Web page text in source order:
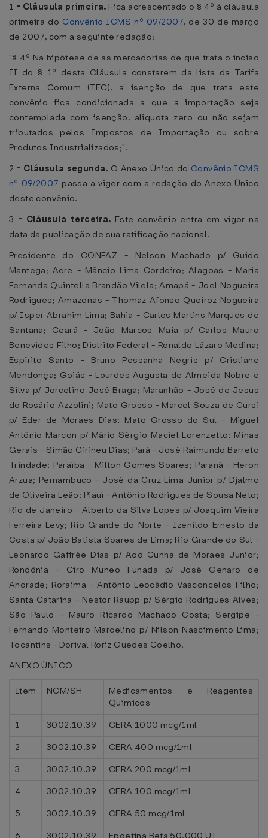
1 - Cláusula primeira. Fica acrescentado o § 4º à cláusula
primeira do Convênio ICMS nº 09/2007, de 30 de março
de 2007, com a seguinte redação:
"§ 4º Na hipótese de as mercadorias de que trata o inciso
II do § 1º desta Cláusula constarem da lista da Tarifa
Externa Comum (TEC), a isenção de que trata este
convênio fica condicionada a que a importação seja
contemplada com isenção, alíquota zero ou não sejam
tributados pelos Impostos de Importação ou sobre
Produtos Industrializados;".
2 - Cláusula segunda. O Anexo Único do Convênio ICMS
nº 09/2007 passa a viger com a redação do Anexo Único
deste convênio.
3 - Cláusula terceira. Este convênio entra em vigor na
data da publicação de sua ratificação nacional.
Presidente do CONFAZ - Nelson Machado p/ Guido
Mantega; Acre - Mâncio Lima Cordeiro; Alagoas - Maria
Fernanda Quintella Brandão Vilela; Amapá - Joel Nogueira
Rodrigues; Amazonas - Thomaz Afonso Queiroz Nogueira
p/ Isper Abrahim Lima; Bahia - Carlos Martins Marques de
Santana; Ceará - João Marcos Maia p/ Carlos Mauro
Benevides Filho; Distrito Federal - Ronaldo Lázaro Medina;
Espírito Santo - Bruno Pessanha Negris p/ Cristiane
Mendonça; Goiás - Lourdes Augusta de Almeida Nobre e
Silva p/ Jorcelino José Braga; Maranhão - José de Jesus
do Rosário Azzolini; Mato Grosso - Marcel Souza de Cursi
p/ Eder de Moraes Dias; Mato Grosso do Sul - Miguel
Antônio Marcon p/ Mário Sérgio Maciel Lorenzetto; Minas
Gerais - Simão Cirineu Dias; Pará - José Raimundo Barreto
Trindade; Paraíba - Milton Gomes Soares; Paraná - Heron
Arzua; Pernambuco - José da Cruz Lima Junior p/ Djalmo
de Oliveira Leão; Piauí - Antônio Rodrigues de Sousa Neto;
Rio de Janeiro - Alberto da Silva Lopes p/ Joaquim Vieira
Ferreira Levy; Rio Grande do Norte - Izenildo Ernesto da
Costa p/ João Batista Soares de Lima; Rio Grande do Sul -
Leonardo Gaffrée Dias p/ Aod Cunha de Moraes Junior;
Rondônia - Ciro Muneo Funada p/ José Genaro de
Andrade; Roraima - Antônio Leocádio Vasconcelos Filho;
Santa Catarina - Nestor Raupp p/ Sérgio Rodrigues Alves;
São Paulo - Mauro Ricardo Machado Costa; Sergipe -
Fernando Monteiro Marcelino p/ Nilson Nascimento Lima;
Tocantins - Dorival Roriz Guedes Coelho.
ANEXO ÚNICO
Item NCM/SH
Medicamentos e Reagentes
Químicos
1
3002.10.39
CERA 1000 mcg/1ml
2
3002.10.39
CERA 400 mcg/1ml
3
3002.10.39
CERA 200 mcg/1ml
4
3002.10.39
CERA 100 mcg/1ml
5
3002.10.39
CERA 50 mcg/1ml
6
3002.10.39 Epoetina Beta 50.000 UI